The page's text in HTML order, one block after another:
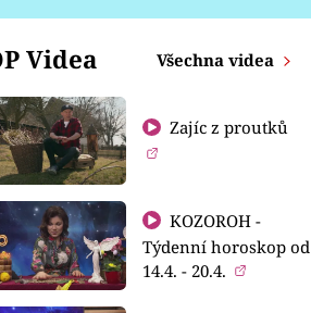
Videa Všechna videa
Zajíc z proutků
KOZOROH -
Týdenní horoskop od
14.4. - 20.4.